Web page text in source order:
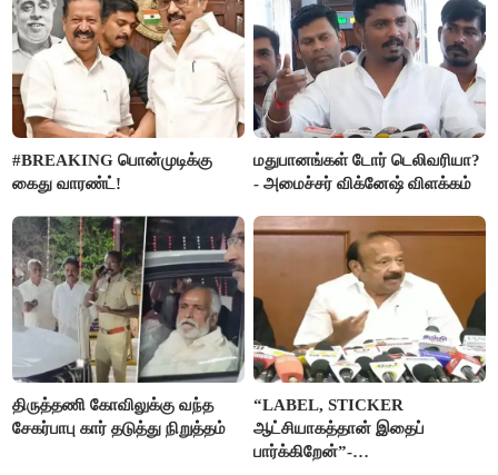
#BREAKING பொன்முடிக்கு
கைது வாரண்ட்!
மதுபானங்கள் டோர் டெலிவரியா?
- அமைச்சர் விக்னேஷ் விளக்கம்
திருத்தணி கோவிலுக்கு வந்த
சேகர்பாபு கார் தடுத்து நிறுத்தம்
“LABEL, STICKER
ஆட்சியாகத்தான் இதைப்
பார்க்கிறேன்”-